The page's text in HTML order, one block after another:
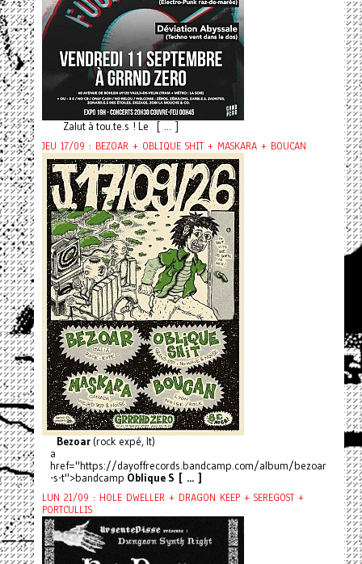
Zalut à tou.te.s ! Le [ ... ]
JEU 17/09 : BEZOAR + OBLIQUE SHIT + MASKARA + BOUCAN
Bezoar(rock expé, It)
a
href="https://dayoffrecords.bandcamp.com/album/bezoar
-s-t">bandcamp Oblique S [ ... ]
LUN 21/09 : HOLE DWELLER + DRAGON KEEP + SEREGOST +
PORTCULLIS